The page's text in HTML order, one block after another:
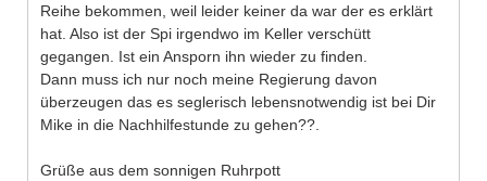
Reihe bekommen, weil leider keiner da war der es erklärt
hat. Also ist der Spi irgendwo im Keller verschütt
gegangen. Ist ein Ansporn ihn wieder zu finden.
Dann muss ich nur noch meine Regierung davon
überzeugen das es seglerisch lebensnotwendig ist bei Dir
Mike in die Nachhilfestunde zu gehen??.
Grüße aus dem sonnigen Ruhrpott